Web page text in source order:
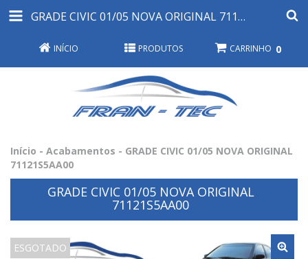
GRADE CIVIC 01/05 NOVA ORIGINAL 71121S5AA00
INÍCIO PRODUTOS CARRINHO 0
Início - Acabamentos - GRADE CIVIC 01/05 NOVA ORIGINAL
71121S5AA00
GRADE CIVIC 01/05 NOVA ORIGINAL
71121S5AA00
ESGOTADO